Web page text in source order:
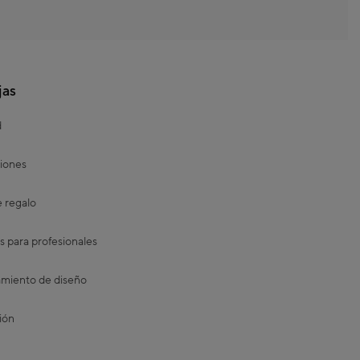
regalo
para profesionales
de diseño